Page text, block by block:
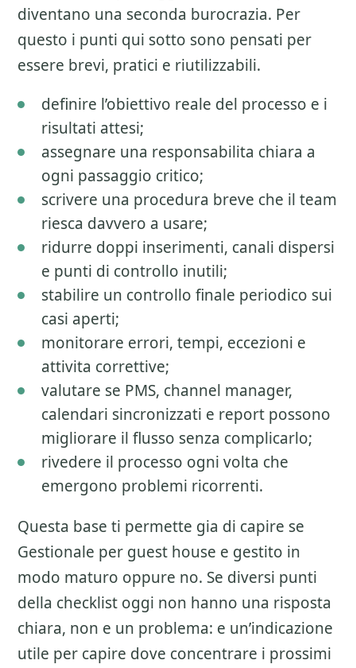
diventano una seconda burocrazia. Per
questo i punti qui sotto sono pensati per
essere brevi, pratici e riutilizzabili.
definire l’obiettivo reale del processo e i
risultati attesi;
assegnare una responsabilita chiara a
ogni passaggio critico;
scrivere una procedura breve che il team
riesca davvero a usare;
ridurre doppi inserimenti, canali dispersi
e punti di controllo inutili;
stabilire un controllo finale periodico sui
casi aperti;
monitorare errori, tempi, eccezioni e
attivita correttive;
valutare se PMS, channel manager,
calendari sincronizzati e report possono
migliorare il flusso senza complicarlo;
rivedere il processo ogni volta che
emergono problemi ricorrenti.
Questa base ti permette gia di capire se
Gestionale per guest house e gestito in
modo maturo oppure no. Se diversi punti
della checklist oggi non hanno una risposta
chiara, non e un problema: e un’indicazione
utile per capire dove concentrare i prossimi